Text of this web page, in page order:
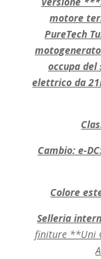
motore
PureTech
occupa del
elettrico da
Cambio: e-
Colore
Selleria
finiture **Uni